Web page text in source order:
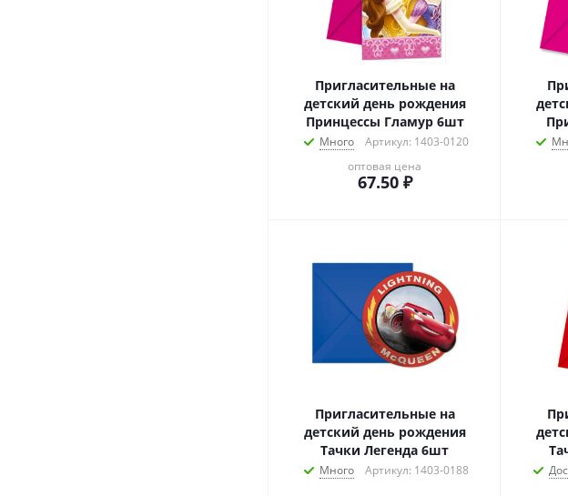
Пригласительные на
детский день рождения
Принцессы Гламур 6шт
Много
Артикул: 1403-0120
оптовая цена
67.50₽
Пригласительные на
детский день рождения
Тачки Легенда 6шт
Много Артикул: 1403-0188